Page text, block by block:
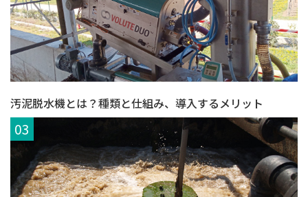
汚泥脱水機とは？種類と仕組み、導入するメリット